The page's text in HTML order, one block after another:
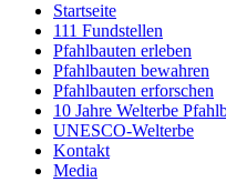
Startseite
111 Fundstellen
Pfahlbauten erleben
Pfahlbauten bewahren
Pfahlbauten erforschen
10 Jahre Welterbe
UNESCO-Welterbe
Kontakt
Media